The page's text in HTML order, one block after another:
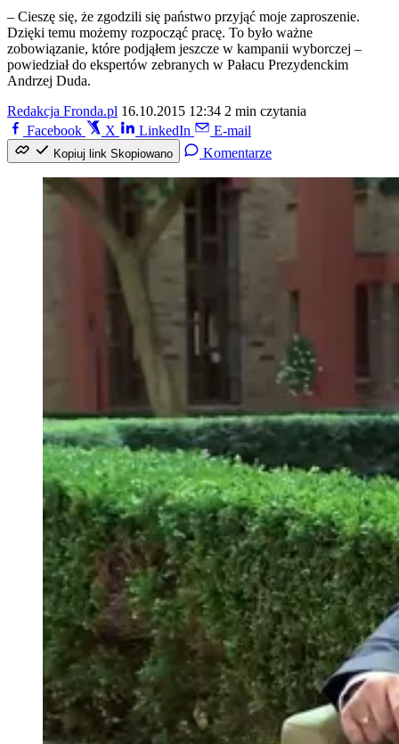
– Cieszę się, że zgodzili się państwo przyjąć moje zaproszenie.
Dzięki temu możemy rozpocząć pracę. To było ważne
zobowiązanie, które podjąłem jeszcze w kampanii wyborczej –
powiedział do ekspertów zebranych w Pałacu Prezydenckim
Andrzej Duda.
Redakcja Fronda.pl 16.10.2015 12:34 2 min czytania
Facebook
X LinkedIn E-mail
Kopiuj link Skopiowano Komentarze